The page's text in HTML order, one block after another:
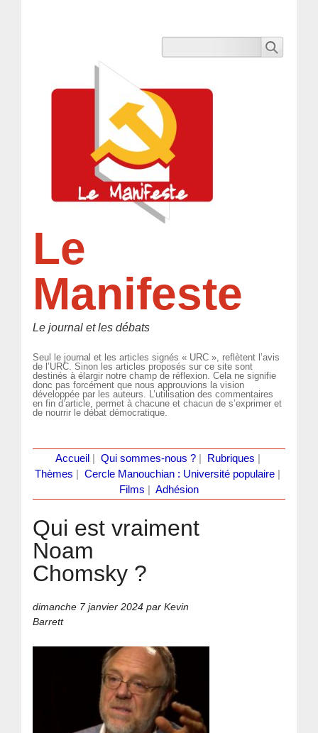
Le
Manifeste
Le journal et les débats
Seul le journal et les articles signés « URC », reflètent l’avis
de l’URC. Sinon les articles proposés sur ce site sont
destinés à élargir notre champ de réflexion. Cela ne signifie
donc pas forcément que nous approuvions la vision
développée par les auteurs. L’utilisation des commentaires
en fin d’article, permet à chacune et chacun de s’exprimer et
de nourrir le débat démocratique.
Accueil Qui sommes-nous ?| Rubriques
Thèmes
Cercle Manouchian : Université populaire
Films
Adhésion
Qui est vraiment
Noam
Chomsky ?
dimanche 7 janvier 2024 par Kevin
Barrett